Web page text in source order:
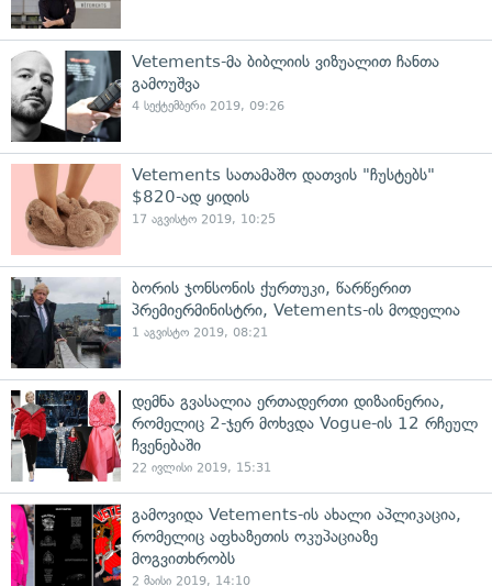
Vetements-მა ბიბლიის ვიზუალით ჩანთა
გამოუშვა
4 სექტემბერი 2019, 09:26
Vetements სათამაშო დათვის "ჩუსტებს"
$820-ად ყიდის
17 აგვისტო 2019, 10:25
ბორის ჯონსონის ქურთუკი, წარწერით
პრემიერმინისტრი, Vetements-ის მოდელია
1 აგვისტო 2019, 08:21
დემნა გვასალია ერთადერთი დიზაინერია,
რომელიც 2-ჯერ მოხვდა Vogue-ის 12 რჩეულ
ჩვენებაში
22 ივლისი 2019, 15:31
გამოვიდა Vetements-ის ახალი აპლიკაცია,
რომელიც აფხაზეთის ოკუპაციაზე
მოგვითხრობს
2 მაისი 2019, 14:10